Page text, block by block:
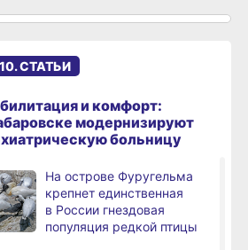
свыше миллиона рублей
В Хабаровске суд
рассмотрит дело об ошибке
при техобслуживании
самолёта
В Хабаровском крае
за сутки произошло 3
дорожно-транспортных
происшествий
СТАТЬИ
и комфорт:
модернизируют
больницу
На острове Фуругельма
крепнет единственная
в России гнездовая
популяция редкой птицы